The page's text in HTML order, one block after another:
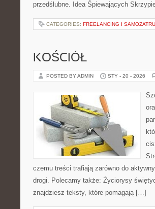
przedślubne. Idea Śpiewających
CATEGORIES: FREELANCING I
KOŚCIÓŁ
POSTED BY ADMIN STY - 20 - 2026
czemu treści trafiają zarówno do
drogi. Polecamy także: Życiorysy
znajdziesz teksty, które pomagają […]